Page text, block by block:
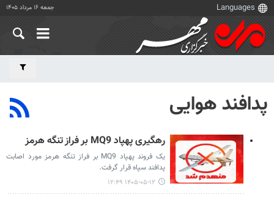
جمعه ۱۶ مرداد ۱۴۰۵
پدافند هوایی
رهگیری پهپاد MQ9 بر فراز تنگه هرمز
یک فروند پهپاد MQ9 بر فراز تنگه هرمز مورد اصابت
پدافند سپاه قرار گرفت.
۱۴۰۵-۰۵-۱۲ ۱۲:۴۹